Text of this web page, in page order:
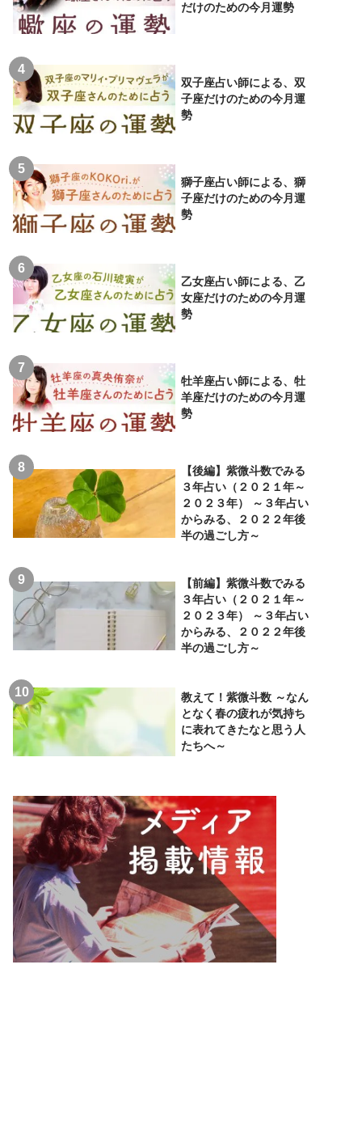
だけのための今月運勢
双子座占い師による、双
子座だけのための今月運
勢
獅子座占い師による、獅
子座だけのための今月運
勢
乙女座占い師による、乙
女座だけのための今月運
勢
牡羊座占い師による、牡
羊座だけのための今月運
勢
【後編】紫微斗数でみる
３年占い（２０２１年～
２０２３年） ～３年占い
からみる、２０２２年後
半の過ごし方～
【前編】紫微斗数でみる
３年占い（２０２１年～
２０２３年） ～３年占い
からみる、２０２２年後
半の過ごし方～
教えて！紫微斗数 ～なん
となく春の疲れが気持ち
に表れてきたなと思う人
たちへ～